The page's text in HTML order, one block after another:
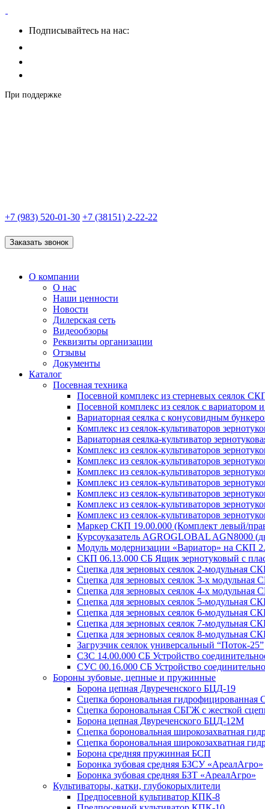
Подписывайтесь на нас:
При поддержке
+7 (983) 520-01-30 +7 (38151) 2-22-22
Заказать звонок
О компании
О нас
Наши ценности
Новости
Дилерская сеть
Видеообзоры
Реквизиты организации
Отзывы
Документы
Каталог
Посевная техника
Посевной комплекс из стерневых сеялок
Посевной комплекс из сеялок с
Вариаторная сеялка с конусовидным
Комплекс из сеялок-культиваторов
Вариаторная сеялка-культиватор
Комплекс из сеялок-культиваторов
Комплекс из сеялок-культиваторов
Комплекс из сеялок-культиваторов
Комплекс из сеялок-культиваторов
Комплекс из сеялок-культиваторов
Комплекс из сеялок-культиваторов
Комплекс из сеялок-культиваторов
Маркер СКП 19.00.000 (Комплект левый/
Курсоуказатель AGROGLOBAL AGN8000
Модуль модернизации «Вариатор» на СКП
СКП 06.13.000 СБ Ящик зернотуковый с
Сцепка для зерновых сеялок 2-модульная
Сцепка для зерновых сеялок 3-х модульная
Сцепка для зерновых сеялок 4-х модульная
Сцепка для зерновых сеялок 5-модульная
Сцепка для зерновых сеялок 6-модульная
Сцепка для зерновых сеялок 7-модульная
Сцепка для зерновых сеялок 8-модульная
Загрузчик сеялок универсальный “Поток-25”
СЗС 14.00.000 СБ Устройство
СУС 00.16.000 СБ Устройство
Бороны зубовые, цепные и пружинные
Борона цепная Двуреченского БЦД-19
Сцепка бороновальная гидрофицированная
Сцепка бороновальная СБГЖ с жесткой
Борона цепная Двуреченского БЦД-12М
Сцепка бороновальная широкозахватная
Сцепка бороновальная широкозахватная
Борона средняя пружинная БСП
Боронка зубовая средняя БЗСУ «АреалАгро»
Боронка зубовая средняя БЗТ «АреалАгро»
Культиваторы, катки, глубокорыхлители
Предпосевной культиватор КПК-8